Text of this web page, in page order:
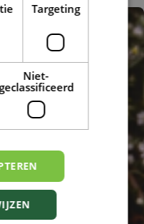
Targeting
Niet-